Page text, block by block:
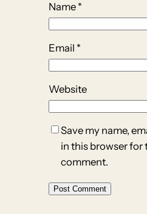
Name *
Email *
Website
Save my name,
in this browser for
comment.